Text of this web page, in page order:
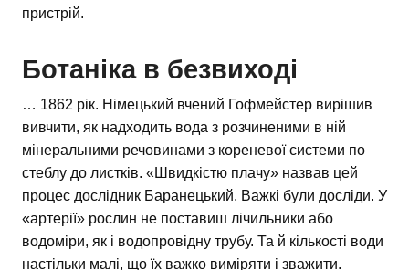
пристрій.
Ботаніка в безвиході
… 1862 рік. Німецький вчений Гофмейстер вирішив
вивчити, як надходить вода з розчиненими в ній
мінеральними речовинами з кореневої системи по
стеблу до листків. «Швидкістю плачу» назвав цей
процес дослідник Баранецький. Важкі були досліди. У
«артерії» рослин не поставиш лічильники або
водоміри, як і водопровідну трубу. Та й кількості води
настільки малі, що їх важко виміряти і зважити.